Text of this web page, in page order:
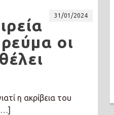
31/01/2024
οι
η ακρίβεια του